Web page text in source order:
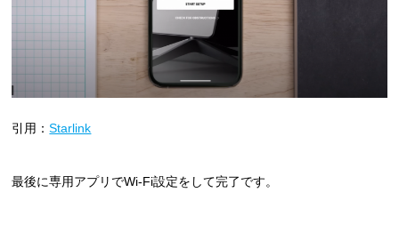
引用：Starlink
最後に専用アプリでWi-Fi設定をして完了です。